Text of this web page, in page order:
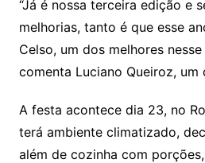
“Já é nossa terceira edição e
melhorias, tanto é que esse
Celso, um dos melhores
comenta Luciano Queiroz, um
A festa acontece dia 23, no
terá ambiente climatizado,
além de cozinha com